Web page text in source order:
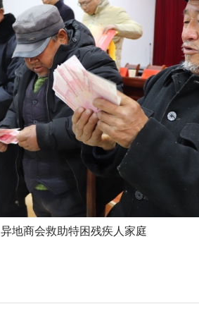
异地商会救助特困残疾人家庭